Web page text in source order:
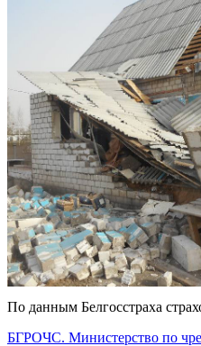
По данным Белгосстраха
БГРОЧС. Министерство по